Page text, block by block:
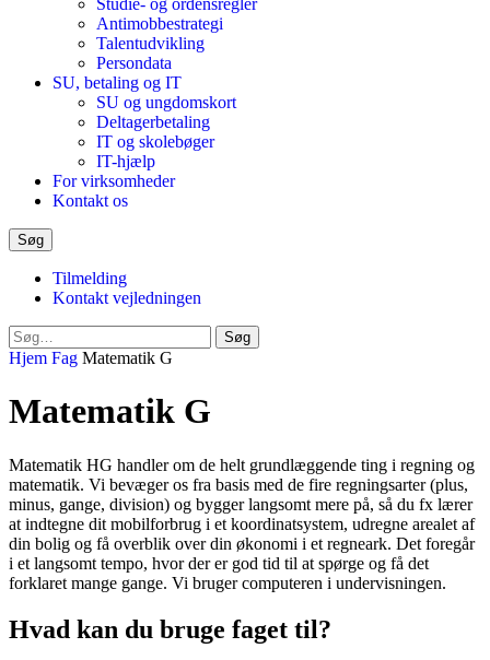
Studie- og ordensregler
Antimobbestrategi
Talentudvikling
Persondata
SU, betaling og IT
SU og ungdomskort
Deltagerbetaling
IT og skolebøger
IT-hjælp
For virksomheder
Kontakt os
Søg
Tilmelding
Kontakt vejledningen
Luk
søgeformular
Søg
Hjem Fag Matematik G
Matematik G
Matematik HG handler om de helt grundlæggende ting i regning og
matematik. Vi bevæger os fra basis med de fire regningsarter (plus,
minus, gange, division) og bygger langsomt mere på, så du fx lærer
at indtegne dit mobilforbrug i et koordinatsystem, udregne arealet af
din bolig og få overblik over din økonomi i et regneark. Det foregår
i et langsomt tempo, hvor der er god tid til at spørge og få det
forklaret mange gange. Vi bruger computeren i undervisningen.
Hvad kan du bruge faget til?